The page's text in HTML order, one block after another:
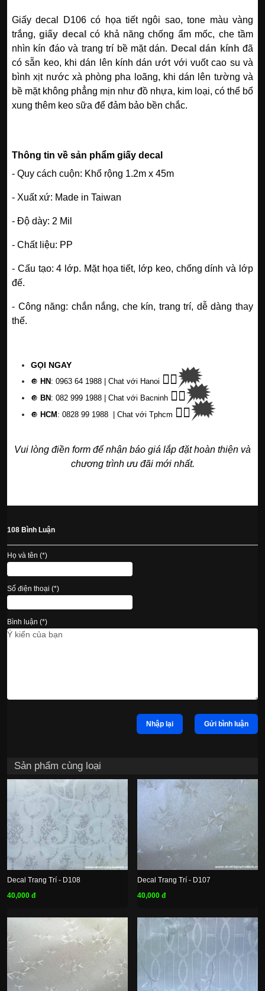
Giấy decal D106 có họa tiết ngôi sao, tone màu vàng
trắng,giấy decal có khả năng chống ẩm mốc, che tầm
nhìn kín đáo và trang trí bề mặt dán. Decal dán kính đã
có sẵn keo, khi dán lên kính dán ướt với vuốt cao su và
bình xịt nước xà phòng pha loãng, khi dán lên tường và
bề mặt không phẳng mịn như đồ nhựa, kim loại, có thể bổ
xung thêm keo sữa để đảm bảo bền chắc.
Thông tin về sản phẩm giấy decal
- Quy cách cuộn: Khổ rộng 1.2m x 45m
- Xuất xứ: Made in Taiwan
- Độ dày: 2 Mil
- Chất liệu: PP
- Cấu tạo: 4 lớp. Mặt họa tiết, lớp keo, chống dính và lớp
đế.
- Công năng: chắn nắng, che kín, trang trí, dễ dàng thay
thế.
GỌI NGAY
🔘 HN : 0963 64 1988 | Chat với Hanoi 👉🏽🗯
🔘 BN : 082 999 1988 | Chat với Bacninh 👉🏽🗯
🔘 HCM : 0828 99 1988 | Chat với Tphcm 👉🏽🗯
Vui lòng điền form để nhận báo giá lắp đặt hoàn thiện và
chương trình ưu đãi mới nhất.
108 Bình Luận
Họ và tên (*)
Số điện thoại (*)
Bình luận (*)
Nhập lại Gửi bình luận
Sản phẩm cùng loại
Decal Trang Trí - D108
40,000 đ
Decal Trang Trí - D107
40,000 đ